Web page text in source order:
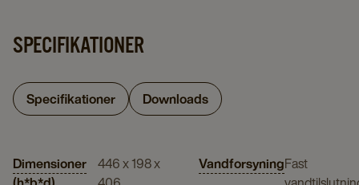
SPECIFIKATIONER
Specifikationer Downloads
Dimensioner 446 x 198 x
VandforsyningFast